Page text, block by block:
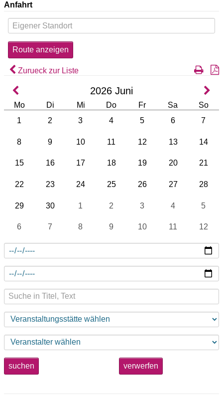
Anfahrt
Zurueck zur Liste
2026 Juni
Mo Di Mi Do Fr Sa
So
1
2 3 4 5 6 7
8 9 10 11 12 13 14
15 16 17 18 19 20 21
22 23 24 25 26 27 28
29 30 1 2 3 4 5
6 7 8 9 10 11 12
suchen verwerfen